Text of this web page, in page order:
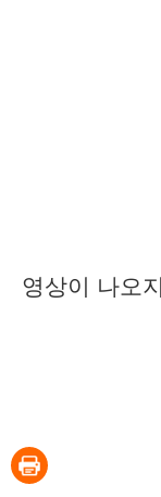
영상이 나오